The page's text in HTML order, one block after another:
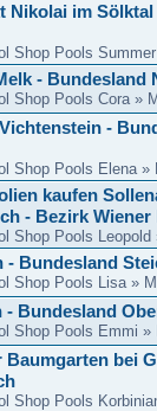
Nikolai im
Shop Pools
- Bundesland
Shop Pools Cora »
-
Shop Pools Elena »
kaufen
- Bezirk Wiener
Shop Pools
- Bundesland
Shop Pools Lisa »
- Bundesland
Shop Pools Emmi »
Baumgarten bei
Shop Pools